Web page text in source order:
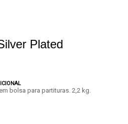
Plated
bolsa para partituras. 2,2 kg.